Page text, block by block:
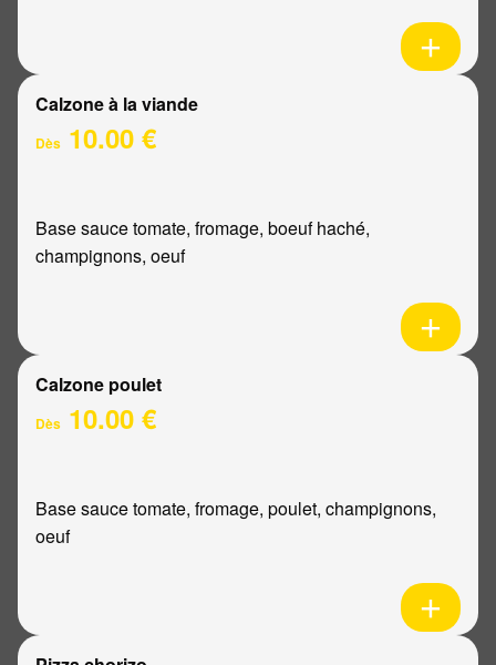
Calzone à la viande
Dès 10.00 €
Base sauce tomate, fromage, boeuf haché,
champignons, oeuf
Calzone poulet
Dès 10.00 €
Base sauce tomate, fromage, poulet, champignons,
oeuf